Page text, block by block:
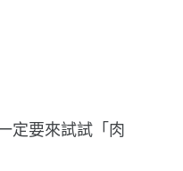
定要來試試「肉